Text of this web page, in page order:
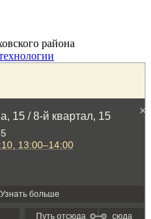
района